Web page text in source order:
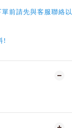
單前請先與客服聯絡以
!